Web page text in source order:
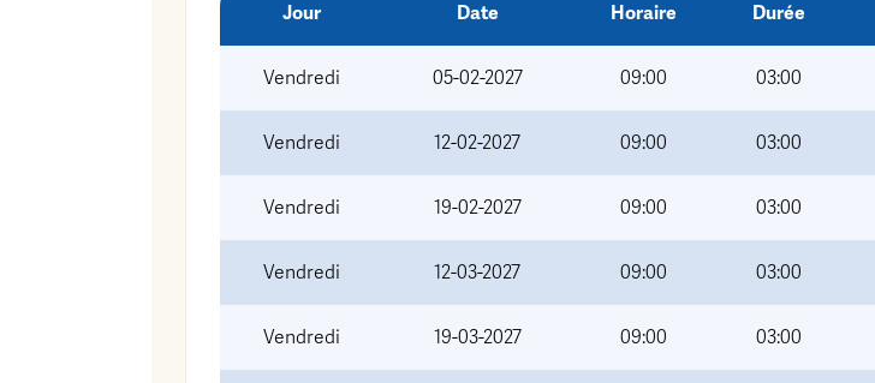
Jour Date Horaire Durée
Vendredi 05-02-2027 09:00 03:00
Vendredi 12-02-2027 09:00 03:00
Vendredi 19-02-2027 09:00 03:00
Vendredi 12-03-2027 09:00 03:00
Vendredi 19-03-2027 09:00 03:00